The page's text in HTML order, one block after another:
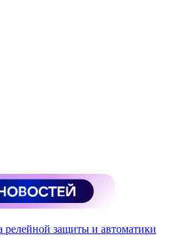
релейной защиты и автоматики